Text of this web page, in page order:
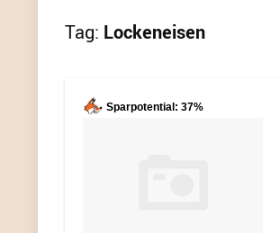
Tag: Lockeneisen
Sparpotential: 37%